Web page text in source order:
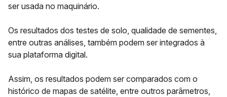
ser usada no maquinário.
Os resultados dos testes de solo, qualidade de sementes,
entre outras análises, também podem ser integrados à
sua plataforma digital.
Assim, os resultados podem ser comparados com o
histórico de mapas de satélite, entre outros parâmetros,